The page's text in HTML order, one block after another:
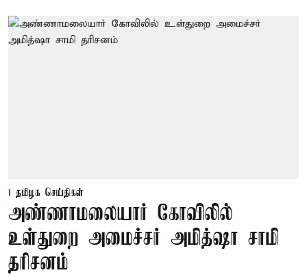
தமிழக செய்திகள்
அண்ணாமலையார் கோவிலில்
உள்துறை அமைச்சர் அமித்ஷா சாமி
தரிசனம்